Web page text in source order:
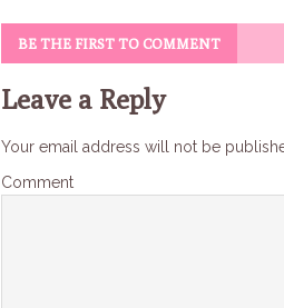
BE THE FIRST TO COMMENT
Leave a Reply
Your email address will not be
Comment